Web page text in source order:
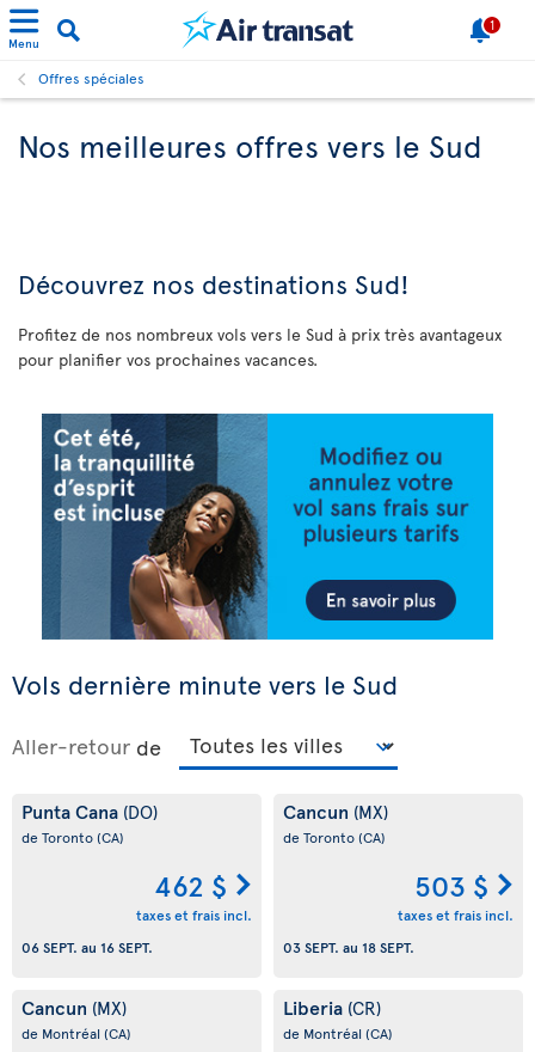
Menu
1
Offres spéciales
Nos meilleures offres vers le Sud
Découvrez nos destinations Sud!
Profitez de nos nombreux vols vers le Sud à prix très avantageux
pour planifier vos prochaines vacances.
Vols dernière minute vers le Sud
Aller-retour de
Punta Cana (DO)
de Toronto(CA)
462 $
taxes et frais incl.
06 SEPT. au 16 SEPT.
Cancun (MX)
de Toronto(CA)
503 $
taxes et frais incl.
03 SEPT. au 18 SEPT.
Cancun (MX)
de Montréal (CA)
Liberia (CR)
de Montréal (CA)